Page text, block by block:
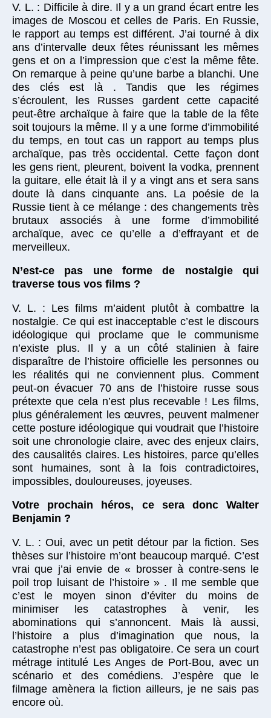
V. L. : Difficile à dire. Il y a un grand écart entre les
images de Moscou et celles de Paris. En Russie,
le rapport au temps est différent. J’ai tourné à dix
ans d’intervalle deux fêtes réunissant les mêmes
gens et on a l’impression que c’est la même fête.
On remarque à peine qu’une barbe a blanchi. Une
des clés est là . Tandis que les régimes
s’écroulent, les Russes gardent cette capacité
peut-être archaïque à faire que la table de la fête
soit toujours la même. Il y a une forme d’immobilité
du temps, en tout cas un rapport au temps plus
archaïque, pas très occidental. Cette façon dont
les gens rient, pleurent, boivent la vodka, prennent
la guitare, elle était là il y a vingt ans et sera sans
doute là dans cinquante ans. La poésie de la
Russie tient à ce mélange : des changements très
brutaux associés à une forme d’immobilité
archaïque, avec ce qu’elle a d’effrayant et de
merveilleux.
N’est-ce pas une forme de nostalgie qui
traverse tous vos films ?
V. L. : Les films m’aident plutôt à combattre la
nostalgie. Ce qui est inacceptable c’est le discours
idéologique qui proclame que le communisme
n’existe plus. Il y a un côté stalinien à faire
disparaître de l’histoire officielle les personnes ou
les réalités qui ne conviennent plus. Comment
peut-on évacuer 70 ans de l’histoire russe sous
prétexte que cela n’est plus recevable ! Les films,
plus généralement les œuvres, peuvent malmener
cette posture idéologique qui voudrait que l’histoire
soit une chronologie claire, avec des enjeux clairs,
des causalités claires. Les histoires, parce qu’elles
sont humaines, sont à la fois contradictoires,
impossibles, douloureuses, joyeuses.
Votre prochain héros, ce sera donc Walter
Benjamin ?
V. L. : Oui, avec un petit détour par la fiction. Ses
thèses sur l’histoire m’ont beaucoup marqué. C’est
vrai que j’ai envie de « brosser à contre-sens le
poil trop luisant de l’histoire » . Il me semble que
c’est le moyen sinon d’éviter du moins de
minimiser les catastrophes à venir, les
abominations qui s’annoncent. Mais là aussi,
l’histoire a plus d’imagination que nous, la
catastrophe n’est pas obligatoire. Ce sera un court
métrage intitulé Les Anges de Port-Bou, avec un
scénario et des comédiens. J’espère que le
filmage amènera la fiction ailleurs, je ne sais pas
encore où.